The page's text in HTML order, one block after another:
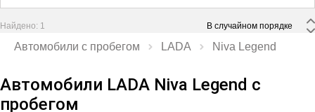
Найдено: 1
Автомобили с пробегом LADA Niva Legend
Автомобили LADA Niva Legend с
пробегом